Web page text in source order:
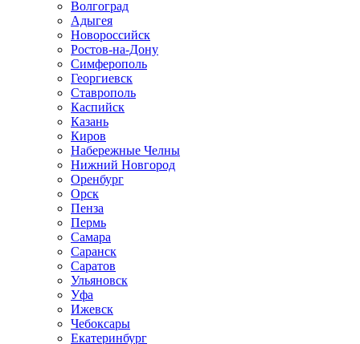
Волгоград
Адыгея
Новороссийск
Ростов-на-Дону
Симферополь
Георгиевск
Ставрополь
Каспийск
Казань
Киров
Набережные Челны
Нижний Новгород
Оренбург
Орск
Пенза
Пермь
Самара
Саранск
Саратов
Ульяновск
Уфа
Ижевск
Чебоксары
Екатеринбург